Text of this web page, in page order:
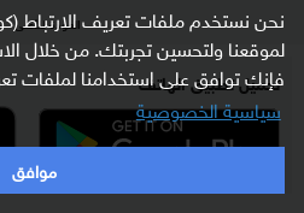
نحن نستخدم ملفات تعريف الارتباط
لموقعنا ولتحسين تجربتك. من خلال
فإنك توافق على استخدامنا لملفات
سياسية الخصوصية
موافق
العودة للأعلى
تحميل تطبيق الهاتف